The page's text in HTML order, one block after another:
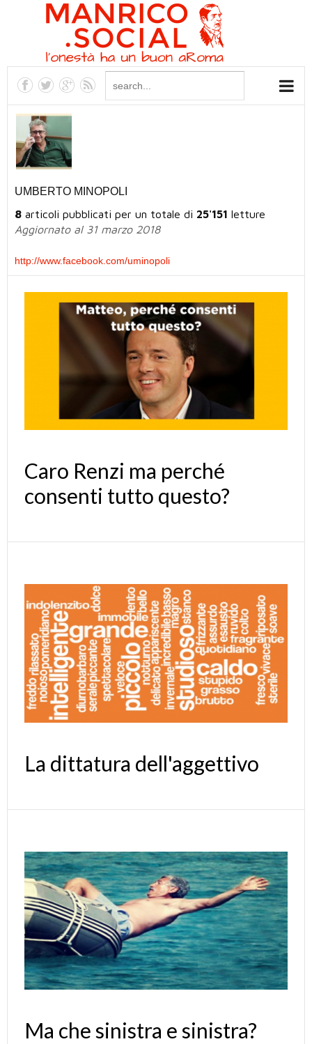
UMBERTO MINOPOLI
8 articoli pubblicati per un totale di 25'151 letture
Aggiornato al 31 marzo 2018
http://www.facebook.com/uminopoli
Caro Renzi ma perché
consenti tutto questo?
La dittatura dell'aggettivo
Ma che sinistra e sinistra?